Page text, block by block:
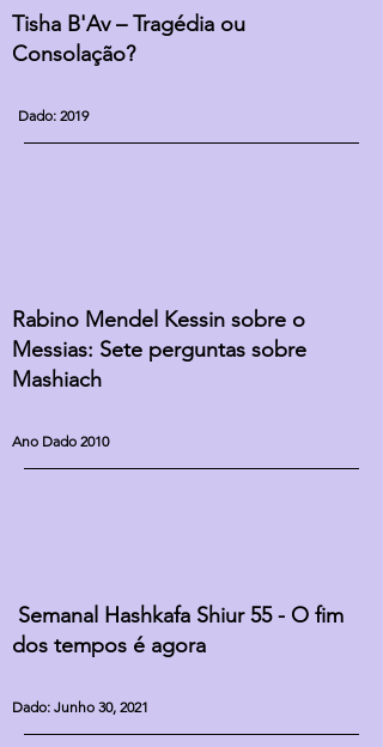
Tisha B'Av – Tragédia ou
Consolação?
Dado: 2019
Rabino Mendel Kessin sobre o
Messias: Sete perguntas sobre
Mashiach
Ano Dado 2010
Semanal Hashkafa Shiur 55 - O fim
dos tempos é agora
Dado: Junho 30, 2021